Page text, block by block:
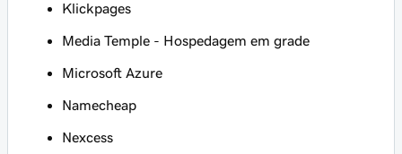
Klickpages
Media Temple - Hospedagem em grade
Microsoft Azure
Namecheap
Nexcess